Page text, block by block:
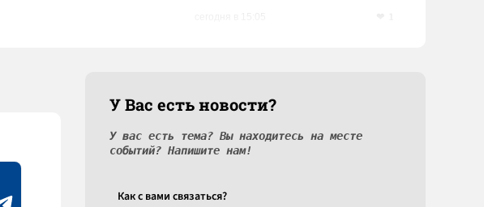
У Вас есть новости?
У вас есть тема? Вы находитесь на месте
событий? Напишите нам!
Как c вами связаться?